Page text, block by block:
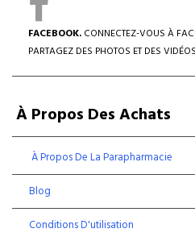
FACEBOOK. CONNECTEZ-VOUS À
PARTAGEZ DES PHOTOS ET DES VIDÉOS
À Propos Des Achats
À Propos De La Parapharmacie
Blog
Conditions D'utilisation